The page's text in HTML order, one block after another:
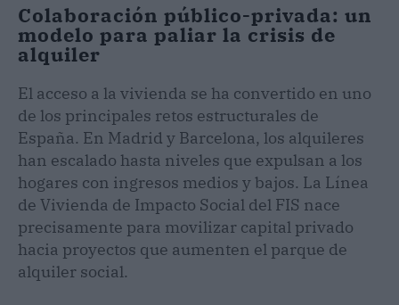
Colaboración público-privada: un
modelo para paliar la crisis de
alquiler
El acceso a la vivienda se ha convertido en uno
de los principales retos estructurales de
España. En Madrid y Barcelona, los alquileres
han escalado hasta niveles que expulsan a los
hogares con ingresos medios y bajos. La Línea
de Vivienda de Impacto Social del FIS nace
precisamente para movilizar capital privado
hacia proyectos que aumenten el parque de
alquiler social.